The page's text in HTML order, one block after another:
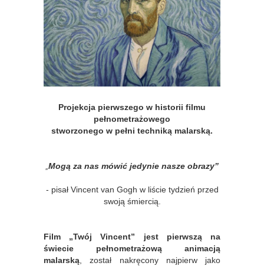
Projekcja pierwszego w historii filmu
pełnometrażowego
stworzonego w pełni techniką malarską.
Mogą za nas mówić jedynie nasze obrazy”
- pisał Vincent van Gogh w liście tydzień przed
swoją śmiercią.
Film „Twój Vincent” jest pierwszą na
świecie pełnometrażową animacją
malarską , został nakręcony najpierw jako